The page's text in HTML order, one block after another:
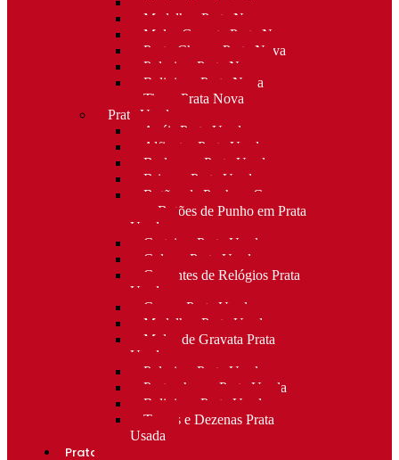
Medalhas Prata Nova
Molas Gravata Prata Nova
Porta-Chaves Prata Nova
Pulseiras Prata Nova
Religioso Prata Nova
Tiaras Prata Nova
Prata Usada
Anéis Prata Usada
Alfinetes Prata Usada
Berloques Prata Usada
Brincos Prata Usada
Botões de Punho e Capas
para Botões de Punho em Prata
Usada
Carteiras Prata Usada
Colares Prata Usada
Correntes de Relógios Prata
Usada
Cruzes Prata Usada
Medalhas Prata Usada
Molas de Gravata Prata
Usada
Pulseiras Prata Usada
Porta-chaves Prata Usada
Religioso Prata Usada
Terços e Dezenas Prata
Usada
Prata e ouro